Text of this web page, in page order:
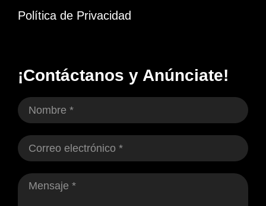
Política de Privacidad
¡Contáctanos y Anúnciate!